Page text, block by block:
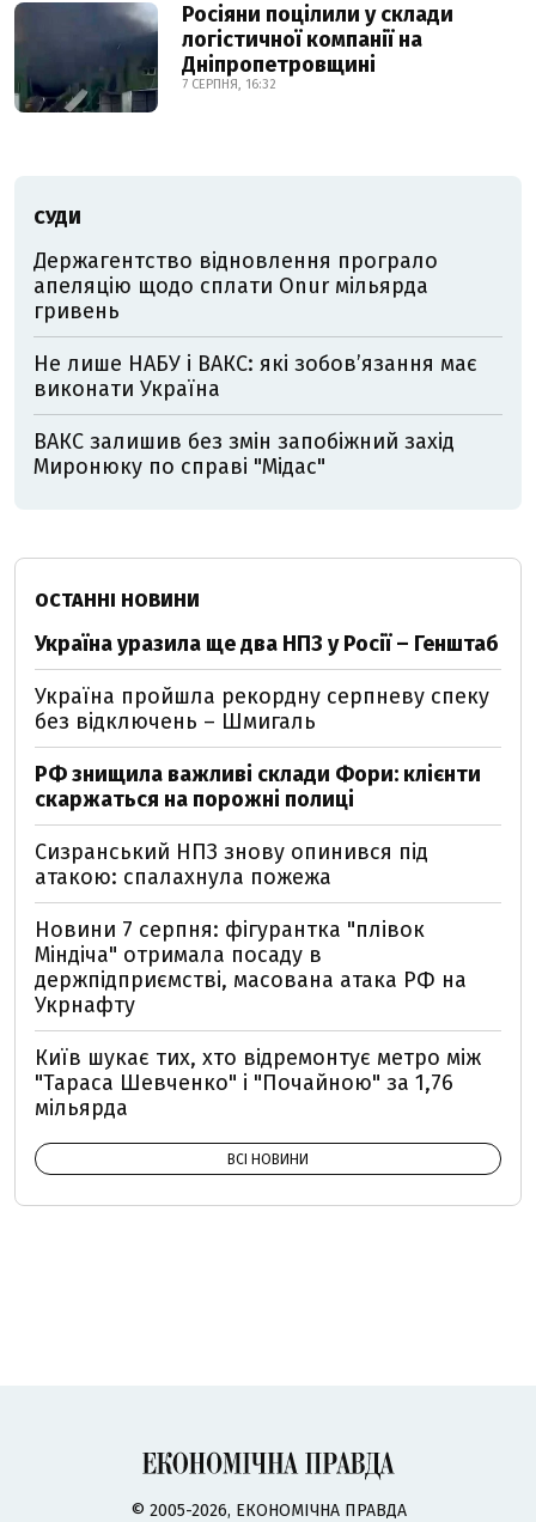
Росіяни поцілили у склади
логістичної компанії на
Дніпропетровщині
7 СЕРПНЯ, 16:32
СУДИ
Держагентство відновлення програло
апеляцію щодо сплати Onur мільярда
гривень
Не лише НАБУ і ВАКС: які зобов’язання має
виконати Україна
ВАКС залишив без змін запобіжний захід
Миронюку по справі "Мідас"
ОСТАННІ НОВИНИ
Україна уразила ще два НПЗ у Росії – Генштаб
Україна пройшла рекордну серпневу спеку
без відключень – Шмигаль
РФ знищила важливі склади Фори: клієнти
скаржаться на порожні полиці
Сизранський НПЗ знову опинився під
атакою: спалахнула пожежа
Новини 7 серпня: фігурантка "плівок
Міндіча" отримала посаду в
держпідприємстві, масована атака РФ на
Укрнафту
Київ шукає тих, хто відремонтує метро між
"Тараса Шевченко" і "Почайною" за 1,76
мільярда
ВСІ НОВИНИ
© 2005-2026, ЕКОНОМІЧНА ПРАВДА